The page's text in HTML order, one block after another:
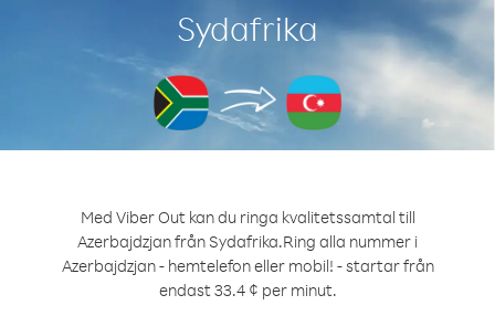
Sydafrika
Med Viber Out kan du ringa kvalitetssamtal till
Azerbajdzjan från Sydafrika.Ring alla nummer i
Azerbajdzjan - hemtelefon eller mobil! - startar från
endast 33.4 ¢ per minut.